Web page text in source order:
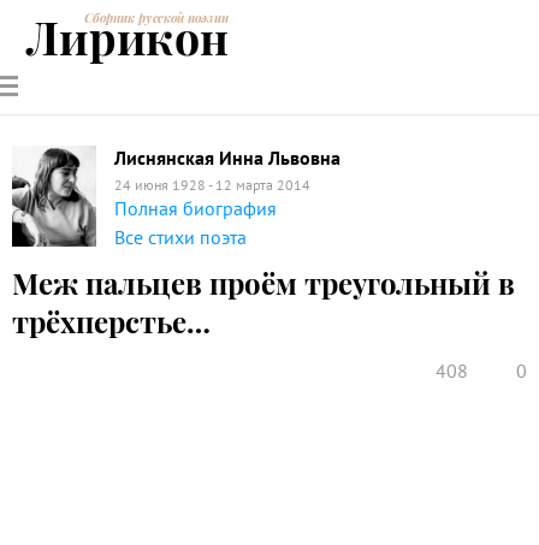
РУССКИЕ
ПОЭТЫ
СОВРЕМЕННИКИЭНЦИКЛОПЕДИЯ
ПОЭЗИИ
Сборник русской поэзии
Лирикон
Лиснянская Инна Львовна
24 июня 1928 - 12 марта 2014
Полная биография
Все стихи поэта
Меж пальцев проём треугольный в
трёхперстье…
408 0